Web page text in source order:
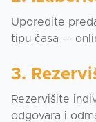
Uporedite
tipu časa —
3.
Rezervišite
odgovara i